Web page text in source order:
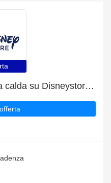
Sconto di 8€ sulla vendita calda su Disneystore It